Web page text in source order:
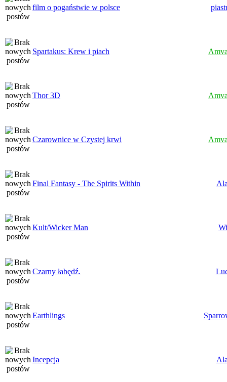
film o pogaństwie w polsce
Spartakus: Krew i piach
Thor 3D
Czarownice w Czystej krwi
Final Fantasy - The Spirits Within
Kult/Wicker Man
Czarny łabędź.
Earthlings
Incepcja